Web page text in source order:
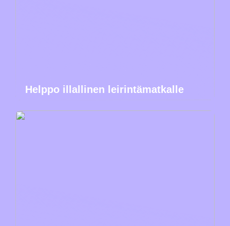
Helppo illallinen leirintämatkalle